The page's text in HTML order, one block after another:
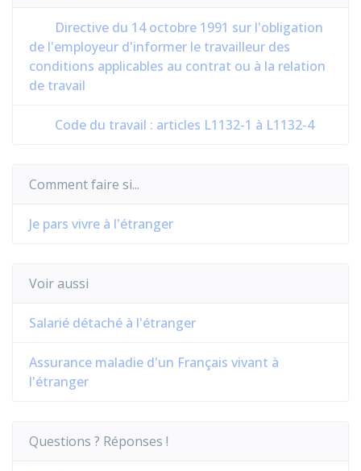
Directive du 14 octobre 1991 sur l'obligation
de l'employeur d'informer le travailleur des
conditions applicables au contrat ou à la relation
de travail
Code du travail : articles L1132-1 à L1132-4
Comment faire si...
Je pars vivre à l'étranger
Voir aussi
Salarié détaché à l'étranger
Assurance maladie d'un Français vivant à
l'étranger
Questions ? Réponses !